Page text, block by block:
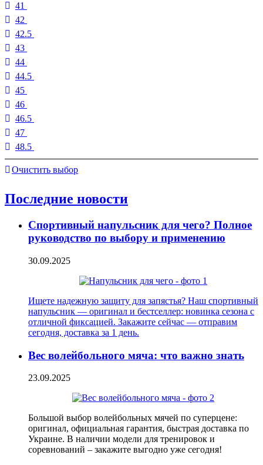
41
42
42.5
43
44
44.5
45
46
46.5
47
48.5
Очистить выбор
Последние новости
Спортивный напульсник для чего? Полное
руководство по выбору и применению
30.09.2025
Ищете надежную защиту для запястья? Наш спортивный
напульсник — оригинал и бестселлер: новинка сезона с
отличной фиксацией. Закажите сейчас — отправим
сегодня, доставка за 1 день.
Вес волейбольного мяча: что важно знать
23.09.2025
Большой выбор волейбольных мячей по суперцене:
оригинал, официальная гарантия, быстрая доставка по
Украине. В наличии модели для тренировок и
соревнований – закажите выгодно уже сегодня!